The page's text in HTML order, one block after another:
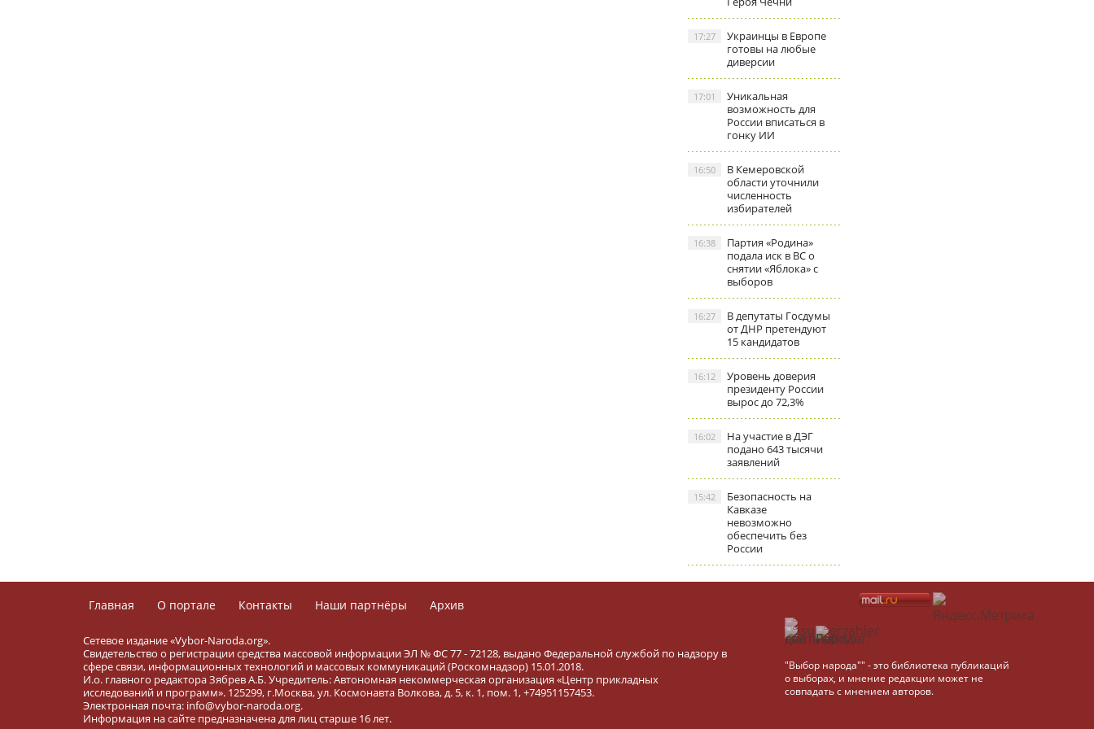
Украинцы в Европе
готовы на любые
диверсии
17:27
Уникальная
возможность для
России вписаться в
гонку ИИ
17:01
В Кемеровской
области уточнили
численность
избирателей
16:50
Партия «Родина»
подала иск в ВС о
снятии «Яблока» с
выборов
16:38
В депутаты Госдумы
от ДНР претендуют
15 кандидатов
16:27
Уровень доверия
президенту России
вырос до 72,3%
16:12
На участие в ДЭГ
подано 643 тысячи
заявлений
16:02
Безопасность на
Кавказе
невозможно
обеспечить без
России
15:42
Главная О портале Контакты Наши партнёры Архив
Сетевое издание «Vybor-Naroda.org».
Свидетельство о регистрации средства массовой информации ЭЛ № ФС 77 - 72128, выдано Федеральной службой по надзору в
сфере связи, информационных технологий и массовых коммуникаций (Роскомнадзор) 15.01.2018.
И.о. главного редактора Зябрев А.Б. Учредитель: Автономная некоммерческая организация «Центр прикладных
исследований и программ». 125299, г.Москва, ул. Космонавта Волкова, д. 5, к. 1, пом. 1, +74951157453.
Электронная почта: info@vybor-naroda.org.
Информация на сайте предназначена для лиц старше 16 лет.
"Выбор народа"" - это библиотека публикаций
о выборах, и мнение редакции может не
совпадать с мнением авторов.